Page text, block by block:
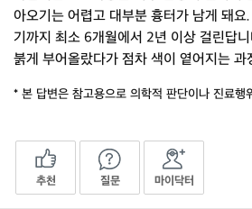
아오기는 어렵고 대부분 흉터가 남게 돼요
기까지 최소 6개월에서 2년 이상 걸린답
붉게 부어올랐다가 점차 색이 옅어지는 과
* 본 답변은 참고용으로 의학적 판단이나 진료행
추천 질문 마이닥터